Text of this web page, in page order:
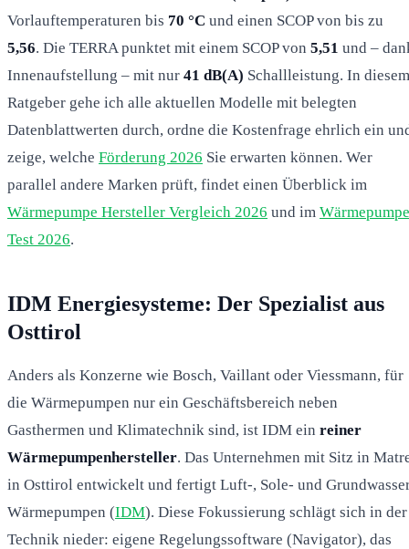
Vorlauftemperaturen bis 70 °C und einen SCOP von bis zu
5,56. Die TERRA punktet mit einem SCOP von 5,51 und –
Innenaufstellung – mit nur 41 dB(A) Schallleistung. In diesem
Ratgeber gehe ich alle aktuellen Modelle mit belegten
Datenblattwerten durch, ordne die Kostenfrage ehrlich ein
zeige, welche Förderung 2026 Sie erwarten können. Wer
parallel andere Marken prüft, findet einen Überblick im
Wärmepumpe Hersteller Vergleich 2026 und im Wärmepumpe
Test 2026.
IDM Energiesysteme: Der Spezialist aus
Osttirol
Anders als Konzerne wie Bosch, Vaillant oder Viessmann, für
die Wärmepumpen nur ein Geschäftsbereich neben
Gasthermen und Klimatechnik sind, ist IDM ein reiner
Wärmepumpenhersteller. Das Unternehmen mit Sitz in
in Osttirol entwickelt und fertigt Luft-, Sole- und
Wärmepumpen (IDM). Diese Fokussierung schlägt sich in der
Technik nieder: eigene Regelungssoftware (Navigator), das